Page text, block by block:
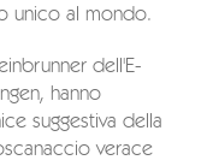
unico al mondo.
dell'E-
hanno
suggestiva della
verace